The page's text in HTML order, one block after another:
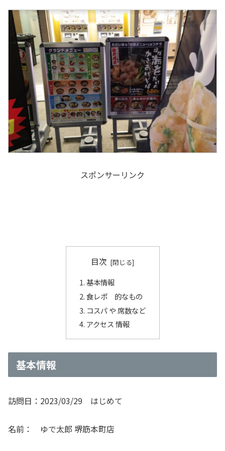
スポンサーリンク
目次
基本情報
食レポ 的なもの
コスパ や 席数など
アクセス 情報
基本情報
訪問日：2023/03/29 はじめて
名前： ゆで太郎 堺筋本町店